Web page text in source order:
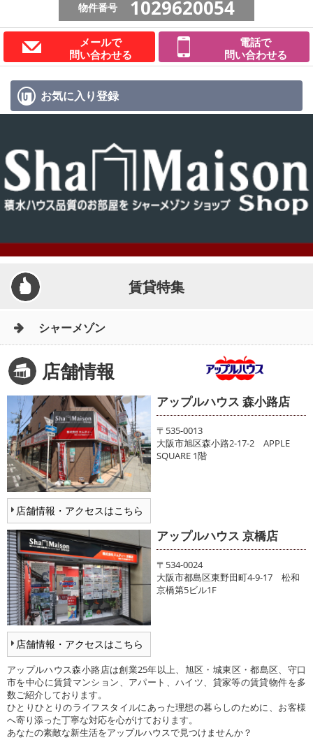
物件番号 1029620054
メールで
問い合わせる
電話で
問い合わせる
お気に入り登録
賃貸特集
シャーメゾン
店舗情報
店舗情報・アクセスはこちら
アップルハウス 森小路店
〒535-0013
大阪市旭区森小路2-17-2 APPLE
SQUARE 1階
店舗情報・アクセスはこちら
アップルハウス 京橋店
〒534-0024
大阪市都島区東野田町4-9-17 松和
京橋第5ビル1F
アップルハウス森小路店は創業25年以上、旭区・城東区・都島区、守口
市を中心に賃貸マンション、アパート、ハイツ、貸家等の賃貸物件を多
数ご紹介しております。
ひとりひとりのライフスタイルにあった理想の暮らしのために、お客様
へ寄り添った丁寧な対応を心がけております。
あなたの素敵な新生活をアップルハウスで見つけませんか？